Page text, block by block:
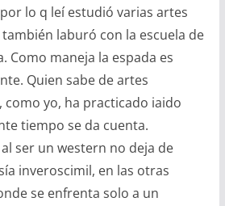
lo q leí estudió varias artes
laburó con la escuela de
Como maneja la espada es
Quien sabe de artes
como yo, ha practicado iaido
tiempo se da cuenta.
ser un western no deja de
inveroscimil, en las otras
se enfrenta solo a un